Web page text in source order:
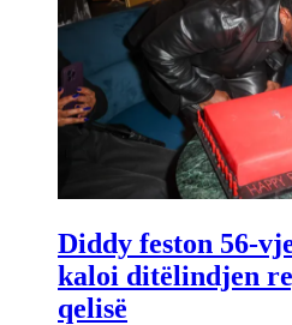
Diddy feston 56-
kaloi ditëlindjen
qelisë